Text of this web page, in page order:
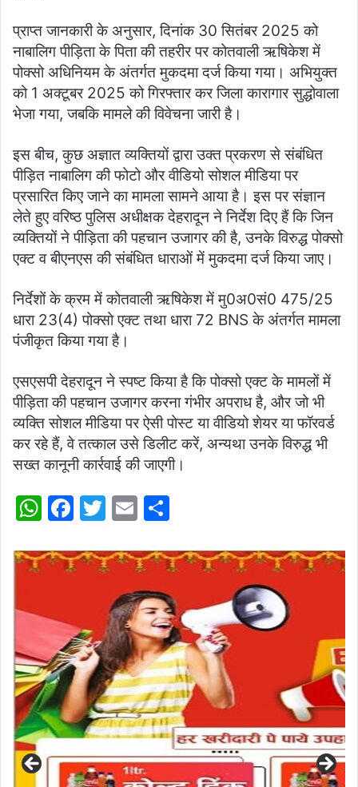
प्राप्त जानकारी के अनुसार, दिनांक 30 सितंबर 2025 को
नाबालिग पीड़िता के पिता की तहरीर पर कोतवाली ऋषिकेश में
पोक्सो अधिनियम के अंतर्गत मुकदमा दर्ज किया गया। अभियुक्त
को 1 अक्टूबर 2025 को गिरफ्तार कर जिला कारागार सुद्धोवाला
भेजा गया, जबकि मामले की विवेचना जारी है।
इस बीच, कुछ अज्ञात व्यक्तियों द्वारा उक्त प्रकरण से संबंधित
पीड़ित नाबालिग की फोटो और वीडियो सोशल मीडिया पर
प्रसारित किए जाने का मामला सामने आया है। इस पर संज्ञान
लेते हुए वरिष्ठ पुलिस अधीक्षक देहरादून ने निर्देश दिए हैं कि जिन
व्यक्तियों ने पीड़िता की पहचान उजागर की है, उनके विरुद्ध पोक्सो
एक्ट व बीएनएस की संबंधित धाराओं में मुकदमा दर्ज किया जाए।
निर्देशों के क्रम में कोतवाली ऋषिकेश में मु0अ0सं0 475/25
धारा 23(4) पोक्सो एक्ट तथा धारा 72 BNS के अंतर्गत मामला
पंजीकृत किया गया है।
एसएसपी देहरादून ने स्पष्ट किया है कि पोक्सो एक्ट के मामलों में
पीड़िता की पहचान उजागर करना गंभीर अपराध है, और जो भी
व्यक्ति सोशल मीडिया पर ऐसी पोस्ट या वीडियो शेयर या फॉरवर्ड
कर रहे हैं, वे तत्काल उसे डिलीट करें, अन्यथा उनके विरुद्ध भी
सख्त कानूनी कार्रवाई की जाएगी।
W
at
A
p
p
F
c
o
o
k
T
itt
er
E
ai
l
ar
e